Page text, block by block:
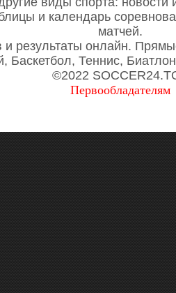
и календарь
матчей.
и результаты онлайн.
Баскетбол, Теннис,
©2022
Первообладателям